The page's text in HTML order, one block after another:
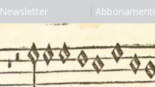
Newsletter Abbonamenti